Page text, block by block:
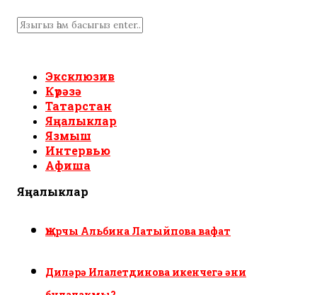
Эксклюзив
Күрәзә
Татарстан
Яңалыклар
Язмыш
Интервью
Афиша
Яңалыклар
Җырчы Альбина Латыйпова вафат
Диләрә Илалетдинова икенчегә әни